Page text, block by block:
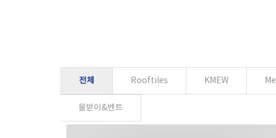
전체 Rooftiles KMEW
물받이&벤트